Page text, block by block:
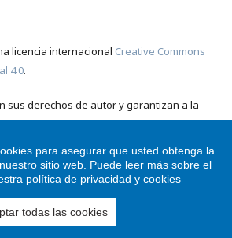
licencia internacional Creative Commons
4.0.
sus derechos de autor y garantizan a la
publicación de su obra, que estará
Licencia Internacional (CC BY-NC
es libre de compartir, copiar y
cualquier medio o formato; y de
y construir a partir de ese material bajo los
para asegurar que usted obtenga la
sitio web. Puede leer más sobre el
política de privacidad y cookies
todas las cookies